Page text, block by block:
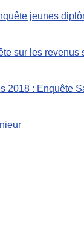
jeunes
sur les revenus
2018 : Enquête